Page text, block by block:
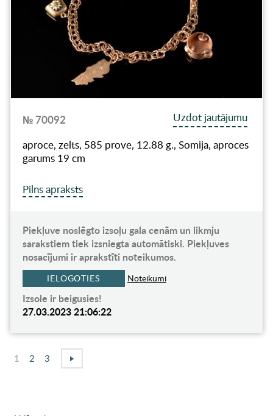
№ 70092
Uzdot jautājumu
aproce, zelts, 585 prove, 12.88 g., Somija, aproces
garums 19 cm
Pilns apraksts
Piekļuve noslēgto izsoļu gala cenām un likmju
sarakstiem tiek izsniegta automātiski. Piekļuves
nosacījumi ir aprakstīti noteikumos.
IELOGOTIES Noteikumi
Izsole ir beigusies!
27.03.2023 21:06:22
1 2 3